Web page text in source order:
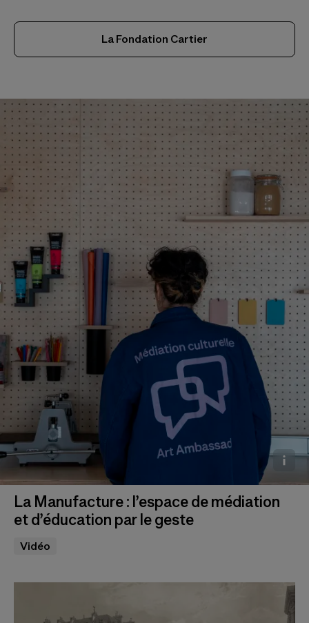
La Fondation Cartier
Photo © Marc Domage
La Manufacture : l’espace de médiation
et d’éducation par le geste
Vidéo